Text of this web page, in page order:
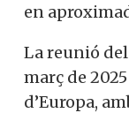
en
La reunió
març de
d’Europa,